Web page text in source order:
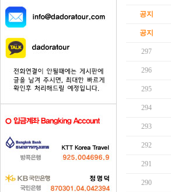
공지
공지
297
296
295
294
293
292
291
290